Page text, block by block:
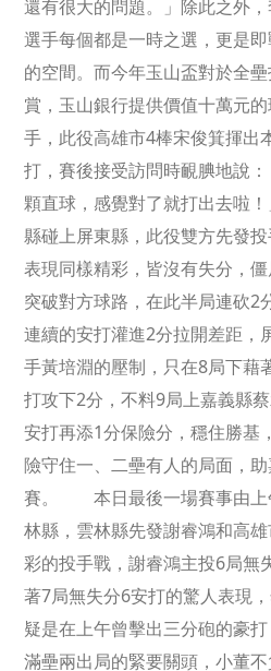
還有很大的問題。」除此之外
選手每個都是一時之選，更是
的空間。而今年玉山盃對於全
賞，玉山銀行提供價值十萬元
手，此役高雄市4棒宋俊箕揮出
打，賽後接受訪問時靦腆地說
顆直球，感覺對了就打出去
縣碰上屏東縣，此役雙方先發
表現同樣精彩，皆沒有失分，
突破對方球路，在此半局連砍2
連續的安打灌進2分拉開差距，
手黃培淵的壓制，只在8局下藉
打攻下2分，不料9局上嘉義縣
安打再添1分保險分，穩住勝基
險守住一、二壘有人的局面，
賽。 本日最後一場賽事由上
林縣，雲林縣先發謝睿鴻和高
彩的投手戰，謝睿鴻主投6局無
著7局無失分6安打的驚人表現
疑是在上午曾擊出三分砲的豪
滿壘兩出局的緊要關頭，小董